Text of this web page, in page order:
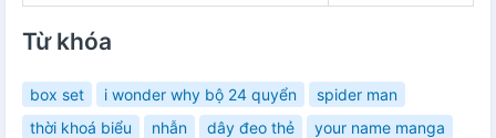
Từ khóa
box set i wonder why bộ 24 quyển
spider man
thời khoá biểu
nhẫn dây đeo thẻ
your name manga